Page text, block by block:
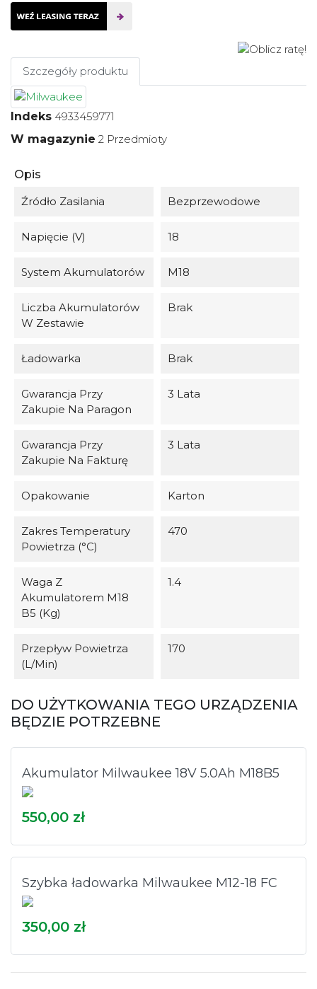
Szczegóły produktu
Indeks 4933459771
W magazynie 2 Przedmioty
Opis
Źródło Zasilania
Bezprzewodowe
Napięcie (V) 18
System Akumulatorów M18
Liczba Akumulatorów
W Zestawie
Brak
Ładowarka Brak
Gwarancja Przy
Zakupie Na Paragon
3 Lata
Gwarancja Przy
Zakupie Na Fakturę
3 Lata
Opakowanie Karton
Zakres Temperatury
Powietrza (°C)
470
Waga Z
Akumulatorem M18
B5 (kg)
1.4
Przepływ Powietrza
(l/min)
170
DO UŻYTKOWANIA TEGO URZĄDZENIA
BĘDZIE POTRZEBNE
Akumulator Milwaukee 18V 5.0Ah M18B5
550,00 zł
Szybka ładowarka Milwaukee M12-18 FC
350,00 zł